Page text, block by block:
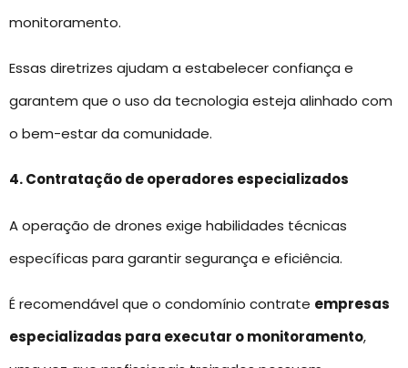
monitoramento.
Essas diretrizes ajudam a estabelecer confiança e
garantem que o uso da tecnologia esteja alinhado com
o bem-estar da comunidade.
4. Contratação de operadores especializados
A operação de drones exige habilidades técnicas
específicas para garantir segurança e eficiência.
É recomendável que o condomínio contrate empresas
especializadas para executar o monitoramento,